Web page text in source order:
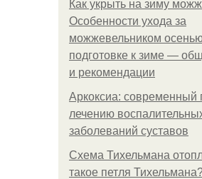
Как укрыть на зиму
Особенности ухода за
можжевельником
подготовке к зиме —
и рекомендации
Аркоксиа: современный
лечению
заболеваний суставов
Схема Тихельмана
такое петля